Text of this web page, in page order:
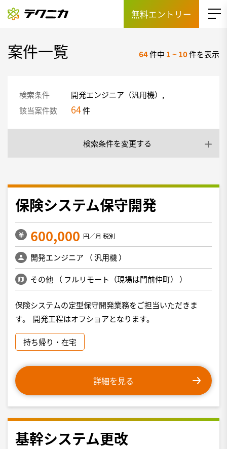
無料エントリー
案件一覧 64件中 1~10件を表示
検索条件
開発エンジニア（汎用機）,
該当案件数
64件
検索条件を変更する
保険システム保守開発
600,000 円／月 税別
開発エンジニア （汎用機）
その他 （ フルリモート（現場は門前仲町） ）
保険システムの定型保守開発業務をご担当いただきま
す。 開発工程はオフショアとなります。
持ち帰り・在宅
詳細を見る
基幹システム更改